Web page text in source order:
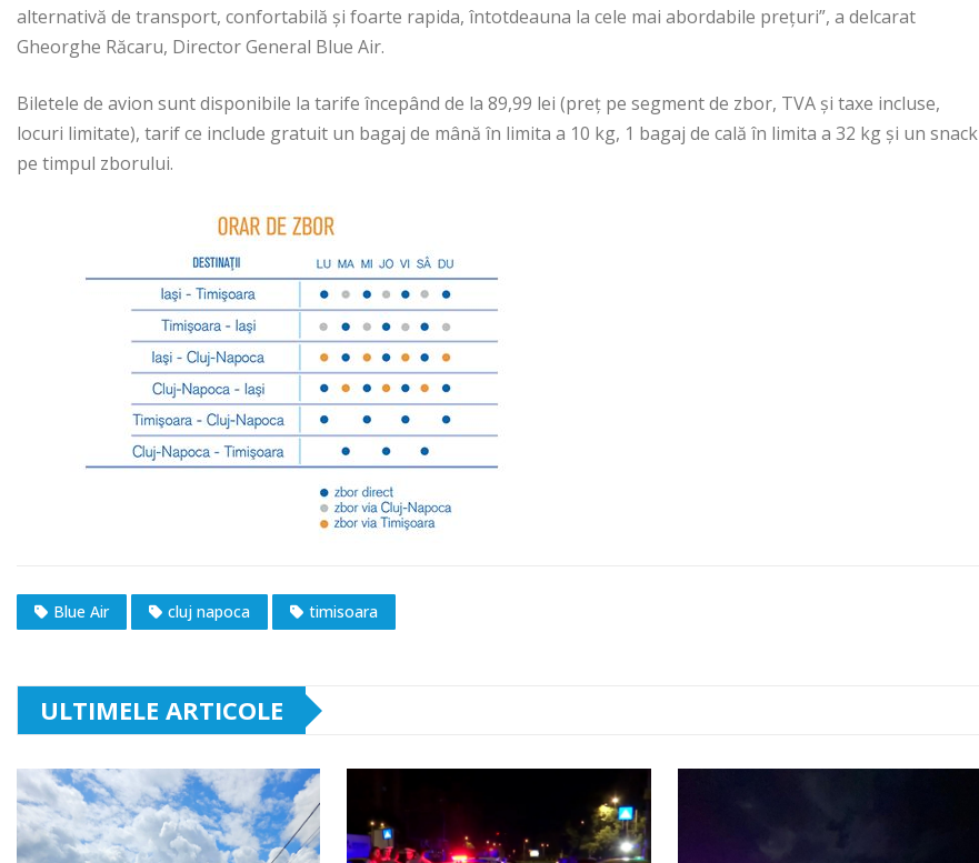
alternativă de transport, confortabilă și foarte rapida, întotdeauna la cele mai abordabile prețuri”, a delcarat
Gheorghe Răcaru, Director General Blue Air.
Biletele de avion sunt disponibile la tarife începând de la 89,99 lei (preț pe segment de zbor, TVA și taxe incluse,
locuri limitate), tarif ce include gratuit un bagaj de mână în limita a 10 kg, 1 bagaj de cală în limita a 32 kg și un snack
pe timpul zborului.
Blue Air cluj napoca timisoara
ULTIMELE ARTICOLE